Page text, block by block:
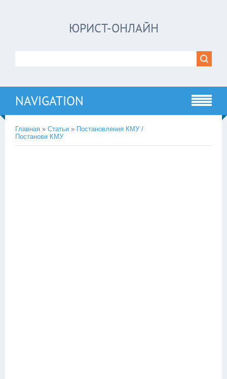
ЮРИСТ-ОНЛАЙН
NAVIGATION
Главная » Статьи » Постановления КМУ /
Постанови КМУ